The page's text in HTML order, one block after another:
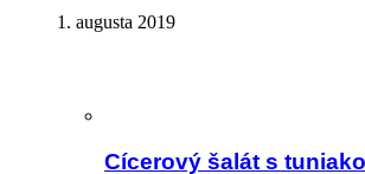
1. augusta 2019
Cícerový šalát s